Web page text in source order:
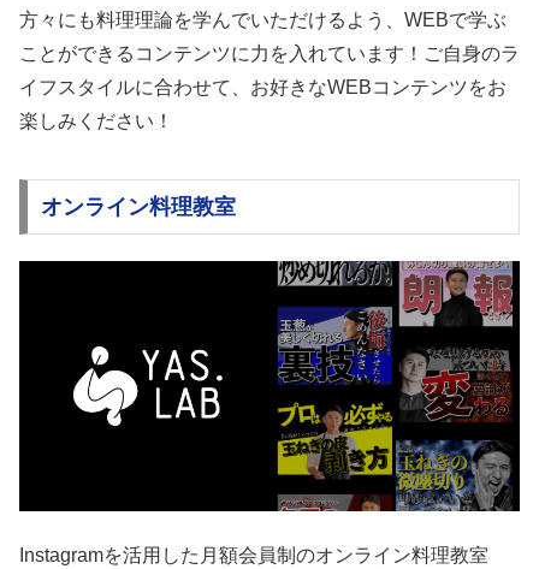
方々にも料理理論を学んでいただけるよう、WEBで学ぶ
ことができるコンテンツに力を入れています！ご自身のラ
イフスタイルに合わせて、お好きなWEBコンテンツをお
楽しみください！
オンライン料理教室
Instagramを活用した月額会員制のオンライン料理教室